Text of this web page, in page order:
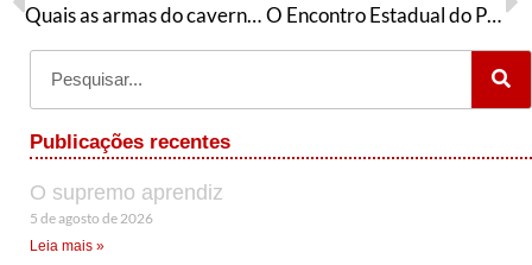
Quais as armas do cavernícola? E como o PT deve reagir? O Encontro Estadual do PT e a polêmica sobre as divergências do passado e do presente
Publicações recentes
O supremo aprendiz
5 de agosto de 2026
Leia mais »